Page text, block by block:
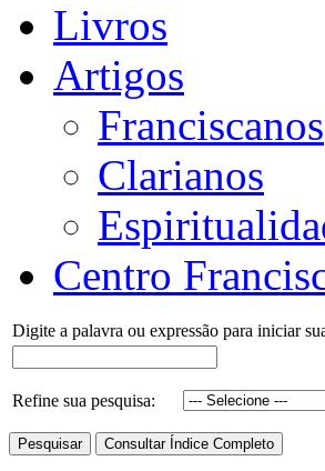
Livros
Artigos
Franciscanos
Clarianos
Centro
Digite a palavra ou expressão para iniciar
Refine sua pesquisa: